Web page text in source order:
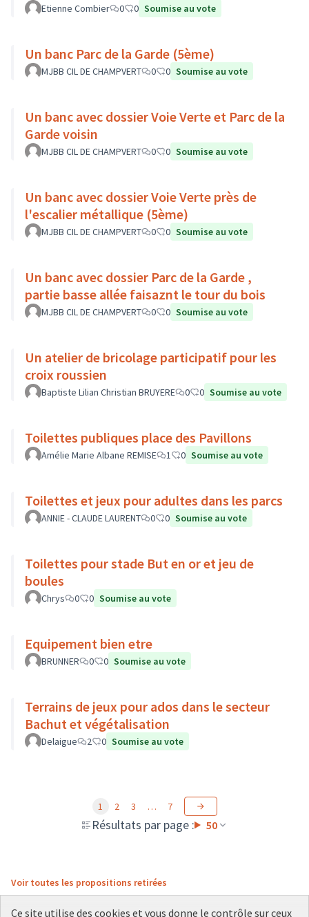
Etienne Combier 0 0 Soumise au vote
Un banc Parc de la Garde (5ème)
MJBB CIL DE CHAMPVERT 0 0 Soumise au vote
Un banc avec dossier Voie Verte et Parc de la
Garde voisin
MJBB CIL DE CHAMPVERT 0 0 Soumise au vote
Un banc avec dossier Voie Verte près de
l'escalier métallique (5ème)
MJBB CIL DE CHAMPVERT 0 0 Soumise au vote
Un banc avec dossier Parc de la Garde ,
partie basse allée faisaznt le tour du bois
MJBB CIL DE CHAMPVERT 0 0 Soumise au vote
Un atelier de bricolage participatif pour les
croix roussien
Baptiste Lilian Christian BRUYERE 0 0 Soumise au vote
Toilettes publiques place des Pavillons
Amélie Marie Albane REMISE 1 0 Soumise au vote
Toilettes et jeux pour adultes dans les parcs
ANNIE - CLAUDE LAURENT 0 0 Soumise au vote
Toilettes pour stade But en or et jeu de
boules
Chrys 0 0 Soumise au vote
Equipement bien etre
BRUNNER 0 0 Soumise au vote
Terrains de jeux pour ados dans le secteur
Bachut et végétalisation
Delaigue 2 0 Soumise au vote
Résultats par page : 50
1 2 3 … 7
Voir toutes les propositions retirées
Ce site utilise des cookies et vous donne le contrôle sur ceux